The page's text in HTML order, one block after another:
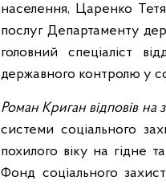
населення, Царенко
послуг Департаменту
головний спеціаліст
державного контролю у
Роман Криган відповів на
системи соціального
похилого віку на гідне
Фонд соціального